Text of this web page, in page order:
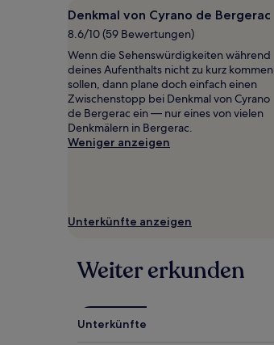
24 Stunden
für
einen
Aufenthalt
mit
1 Übernachtung
von
2 Erwachsenen
gefunden
wurde.
ändern.
zusätzliche
Denkmal von Cyrano de Bergerac
8.6/10 (59 Bewertungen)
Wenn die Sehenswürdigkeiten während
deines Aufenthalts nicht zu kurz kommen
sollen, dann plane doch einfach einen
Zwischenstopp bei Denkmal von Cyrano
de Bergerac ein — nur eines von vielen
Denkmälern in Bergerac.
Weniger anzeigen
Unterkünfte anzeigen
Weiter erkunden
Unterkünfte